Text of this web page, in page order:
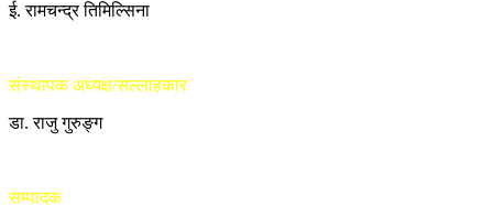
ई. रामचन्द्र तिमिल्सिना
संस्थापक अध्यक्ष/सल्लाहकार
डा. राजु गुरुङ्ग
सम्पादक